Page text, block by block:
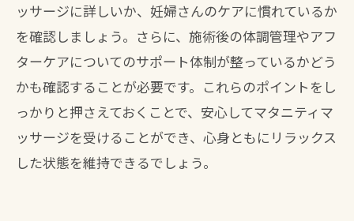
ッサージに詳しいか、妊婦さんのケアに慣れているか
を確認しましょう。さらに、施術後の体調管理やアフ
ターケアについてのサポート体制が整っているかどう
かも確認することが必要です。これらのポイントをし
っかりと押さえておくことで、安心してマタニティマ
ッサージを受けることができ、心身ともにリラックス
した状態を維持できるでしょう。